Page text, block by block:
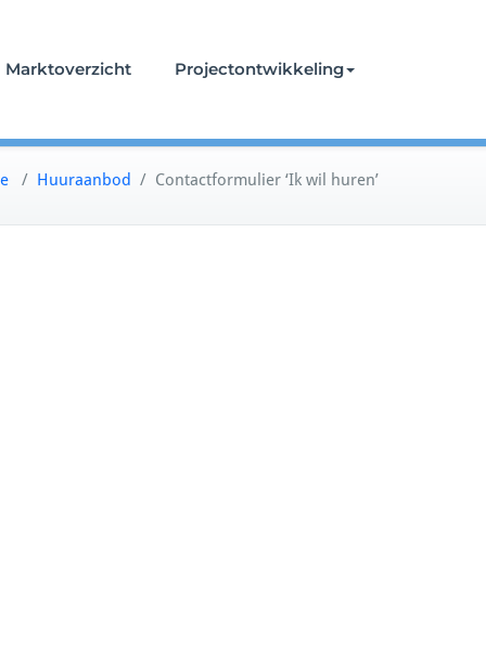
Marktoverzicht Projectontwikkeling
/ Huuraanbod / Contactformulier ‘Ik wil huren’